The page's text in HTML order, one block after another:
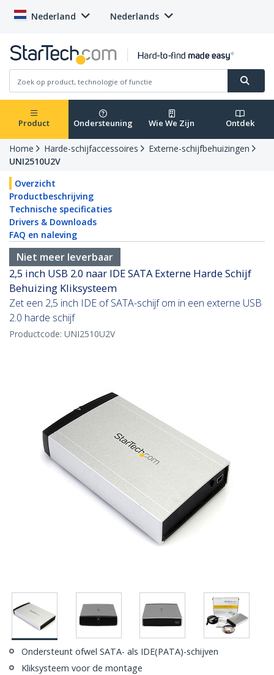
Nederland Nederlands
Product Ondersteuning Wie We Zijn Ontdek
Home Harde-schijfaccessoires
Externe-schijfbehuizingen
UNI2510U2V
Overzicht
Productbeschrijving
Technische specificaties
Drivers & Downloads
FAQ en naleving
Niet meer leverbaar
2,5 inch USB 2.0 naar IDE SATA Externe Harde Schijf
Behuizing Kliksysteem
Zet een 2,5 inch IDE of SATA-schijf om in een externe USB
2.0 harde schijf
Productcode: UNI2510U2V
Ondersteunt ofwel SATA- als IDE(PATA)-schijven
Kliksysteem voor de montage